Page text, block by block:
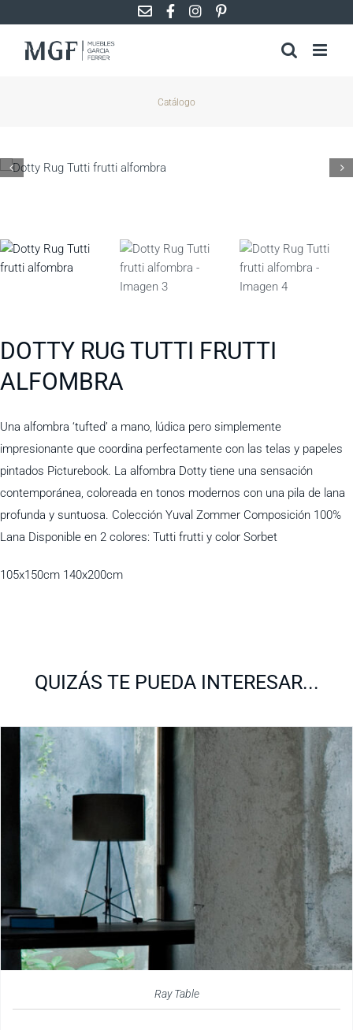
al
contenido
Catálogo
DOTTY RUG TUTTI FRUTTI
ALFOMBRA
Una alfombra ‘tufted’ a mano, lúdica pero simplemente
impresionante que coordina perfectamente con las telas y papeles
pintados Picturebook. La alfombra Dotty tiene una sensación
contemporánea, coloreada en tonos modernos con una pila de lana
profunda y suntuosa. Colección Yuval Zommer Composición 100%
Lana Disponible en 2 colores: Tutti frutti y color Sorbet
105x150cm 140x200cm
QUIZÁS TE PUEDA INTERESAR...
Ray Table